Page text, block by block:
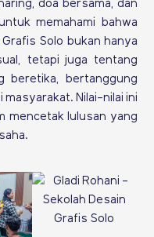
doa bersama, dan
memahami bahwa
Solo bukan hanya
tetapi juga tentang
beretika, bertanggung
Nilai-nilai ini
mencetak lulusan yang